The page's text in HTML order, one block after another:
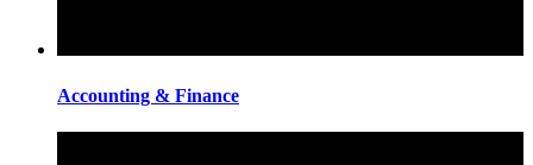
Accounting & Finance